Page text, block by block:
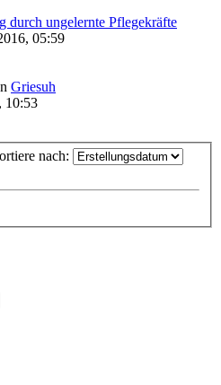
durch ungelernte Pflegekräfte
05:59
Griesuh
10:53
nach: